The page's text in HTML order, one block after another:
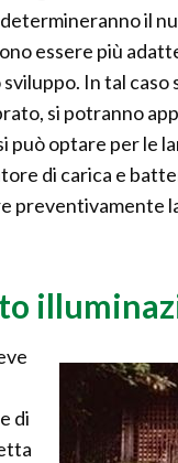
il
essere più
In tal caso
si potranno
optare per le
di carica e
preventivamente
di